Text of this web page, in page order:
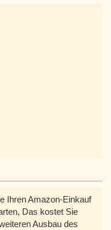
Ihren Amazon-Einkauf
Das kostet Sie
Ausbau des